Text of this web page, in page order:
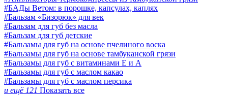
#БАДы Ветом: в порошке, капсулах, каплях
#Бальзам «Бизорюк» для век
#Бальзам для губ без масла
#Бальзам для губ детские
#Бальзамы для губ на основе пчелиного воска
#Бальзамы для губ на основе тамбуканской грязи
#Бальзамы для губ с витаминами E и A
#Бальзамы для губ с маслом какао
#Бальзамы для губ с маслом персика
и ещё 121 Показать все